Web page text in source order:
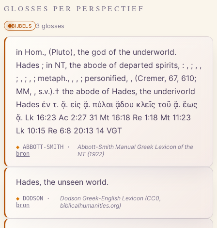
GLOSSES PER PERSPECTIEF
BIJBELS 3glosses
in Hom., (Pluto), the god of the underworld.
Hades ; in NT, the abode of departed spirits, : , ; , ,
; , ; , ; metaph., , , ; personified, , (Cremer, 67, 610;
MM, , s.v.).† the abode of Hades, the underivorld
Hades ἐν τ. ᾅ. εἰς ᾅ. πύλαι ᾅδου κλεῖς τοῦ ᾅ. ἕως
ᾅ. Lk 16:23 Ac 2:27 31 Mt 16:18 Re 1:18 Mt 11:23
Lk 10:15 Re 6:8 20:13 14 VGT
◆ ABBOTT-SMITH ·
bron
Abbott-Smith Manual Greek Lexicon of the
NT (1922)
Hades, the unseen world.
◆ DODSON ·
bron
Dodson Greek-English Lexicon (CC0,
biblicalhumanities.org)